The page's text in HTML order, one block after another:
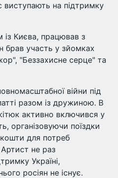
виступають на підтримку
із Києва, працював з
брав участь у зйомках
"Беззахисне серце" та
війни під
разом із дружиною. В
активно включився у
організовуючи поїздки
для потреб
не раз
Україні,
росіян не існує.